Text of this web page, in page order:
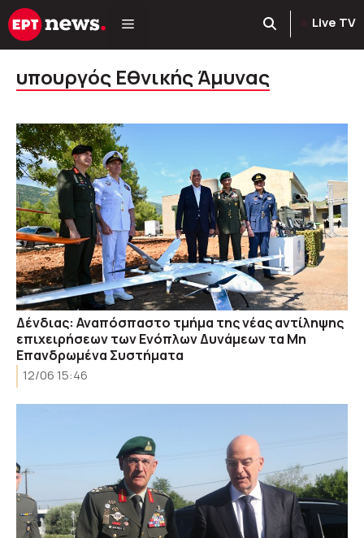
Μετάβαση
σε
Live TV
υπουργός Εθνικής Άμυνας
Δένδιας: Αναπόσπαστο τμήμα της νέας αντίληψης
επιχειρήσεων των Ενόπλων Δυνάμεων τα Μη
Επανδρωμένα Συστήματα
12/06 15:46